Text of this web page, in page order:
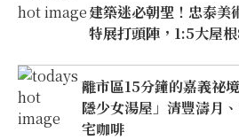
建築迷必朝聖！忠泰美
特展打頭陣，1:5大屋
離市區15分鐘的嘉義祕
隱少女湯屋」清豐濤月
宅咖啡